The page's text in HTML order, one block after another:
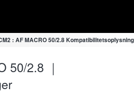
: AF MACRO 50/2.8
50/2.8 ｜